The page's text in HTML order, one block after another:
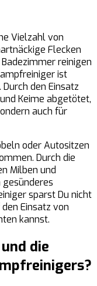
Vielzahl von
Flecken
reinigen
ist
den Einsatz
Keime abgetötet,
auch für
oder Autositzen
Durch die
Milben und
sparst Du nicht
Einsatz von
kannst.
die